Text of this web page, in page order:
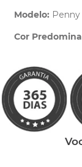
Modelo: Penny
Cor